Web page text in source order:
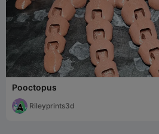
Pooctopus
Rileyprints3d